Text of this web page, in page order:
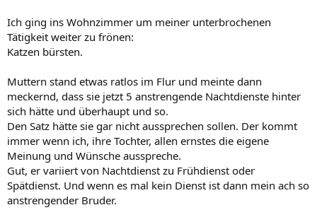
Ich ging ins Wohnzimmer um meiner unterbrochenen
Tätigkeit weiter zu frönen:
Katzen bürsten.
Muttern stand etwas ratlos im Flur und meinte dann
meckernd, dass sie jetzt 5 anstrengende Nachtdienste hinter
sich hätte und überhaupt und so.
Den Satz hätte sie gar nicht aussprechen sollen. Der kommt
immer wenn ich, ihre Tochter, allen ernstes die eigene
Meinung und Wünsche ausspreche.
Gut, er variiert von Nachtdienst zu Frühdienst oder
Spätdienst. Und wenn es mal kein Dienst ist dann mein ach so
anstrengender Bruder.